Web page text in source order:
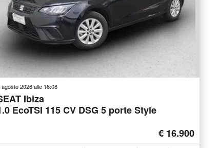
agosto 2026 alle 16:08
Ibiza
EcoTSI 115 CV DSG 5 porte Style
€ 16.900